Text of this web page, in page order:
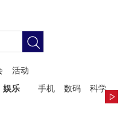
活动
娱乐 手机 数码
科学